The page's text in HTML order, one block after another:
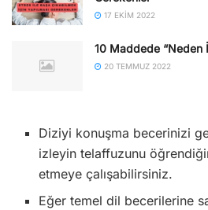
17 EKIM 2022
10 Maddede “Neden
20 TEMMUZ 2022
Diziyi konuşma becerinizi
izleyin telaffuzunu
etmeye çalışabilirsiniz.
Eğer temel dil becerilerine